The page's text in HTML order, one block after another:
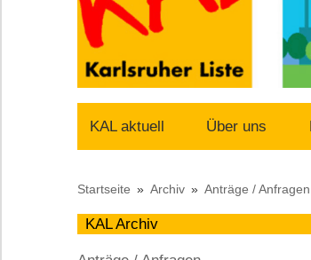
Karlsruher
Liste
–
auf
KAL aktuell Über uns
Startseite Archiv Anträge / Anfragen
KAL Archiv